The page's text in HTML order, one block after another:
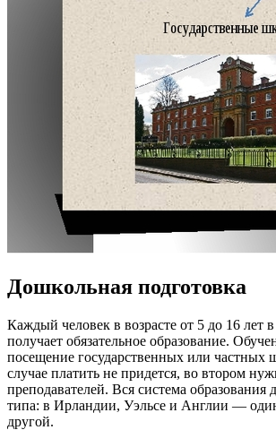
Дошкольная подготовка
Каждый человек в возрасте от 5 до 16 лет
получает обязательное образование.
посещение государственных или частных
случае платить не придется, во втором
преподавателей. Вся система образования
типа: в Ирландии, Уэльсе и Англии —
другой.